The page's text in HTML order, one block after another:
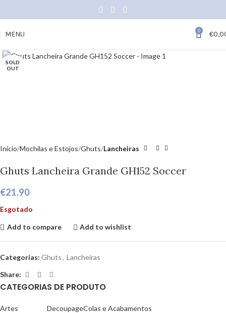
MENU 0 €
SOLD
OUT
Início Mochilas e Estojos Ghuts Lancheiras
Ghuts Lancheira Grande GH152 Soccer
€21,90
Esgotado
Add to compare Add to wishlist
Categorias: Ghuts, Lancheiras
Share:
CATEGORIAS DE PRODUTO
Artes
DecoupageColas e Acabamentos